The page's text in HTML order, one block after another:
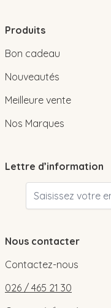
Produits
Bon cadeau
Nouveautés
Meilleure vente
Nos Marques
Lettre d’information
Nous contacter
Contactez-nous
026 / 465 21 30